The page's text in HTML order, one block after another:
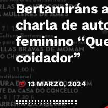
Bertamiráns
charla de
feminino
coidador”
today 13 MARZO, 2024